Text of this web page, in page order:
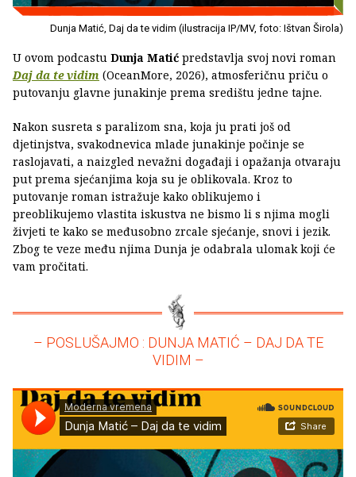
Dunja Matić, Daj da te vidim (ilustracija IP/MV, foto: Ištvan Širola)
U ovom podcastu Dunja Matić predstavlja svoj novi roman
Daj da te vidim (OceanMore, 2026), atmosferičnu priču o
putovanju glavne junakinje prema središtu jedne tajne.
Nakon susreta s paralizom sna, koja ju prati još od
djetinjstva, svakodnevica mlade junakinje počinje se
raslojavati, a naizgled nevažni događaji i opažanja otvaraju
put prema sjećanjima koja su je oblikovala. Kroz to
putovanje roman istražuje kako oblikujemo i
preoblikujemo vlastita iskustva ne bismo li s njima mogli
živjeti te kako se međusobno zrcale sjećanje, snovi i jezik.
Zbog te veze među njima Dunja je odabrala ulomak koji će
vam pročitati.
– POSLUŠAJMO : DUNJA MATIĆ – DAJ DA TE
VIDIM –